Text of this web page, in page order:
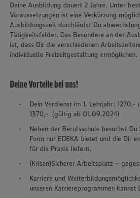
Deine Ausbildung dauert 2 Jahre. Unter
Voraussetzungen ist eine Verkürzung
Ausbildungszeit durchläufst Du
Tätigkeitsfelder. Das Besondere an der
ist, dass Dir die verschiedenen
individuelle Freizeitgestaltung ermöglichen.
Deine Vorteile bei uns!
Dein Verdienst im 1. Lehrjahr: 1270,-
1370,- (gültig ab 01.09.2024)
Neben der Berufsschule besuchst
Form nur EDEKA bietet und die Dir
für die Praxis liefern.
(Krisen)Sicherer Arbeitsplatz –
Karriere und
unseren Karriereprogrammen kannst